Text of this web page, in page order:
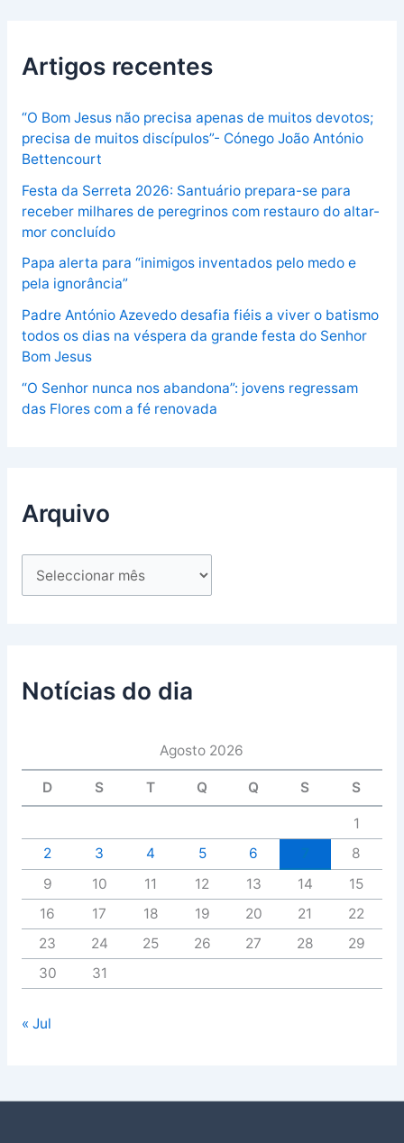
Artigos recentes
“O Bom Jesus não precisa apenas de muitos devotos;
precisa de muitos discípulos”- Cónego João António
Bettencourt
Festa da Serreta 2026: Santuário prepara-se para
receber milhares de peregrinos com restauro do altar-
mor concluído
Papa alerta para “inimigos inventados pelo medo e
pela ignorância”
Padre António Azevedo desafia fiéis a viver o batismo
todos os dias na véspera da grande festa do Senhor
Bom Jesus
“O Senhor nunca nos abandona”: jovens regressam
das Flores com a fé renovada
Arquivo
Notícias do dia
Agosto 2026
D S T Q Q S S
1
2
3 4 5 6
8
9
10 11 12 13 14
15
16
17 18 19 20 21
22
23
24 25 26 27 28
29
30
31
« Jul